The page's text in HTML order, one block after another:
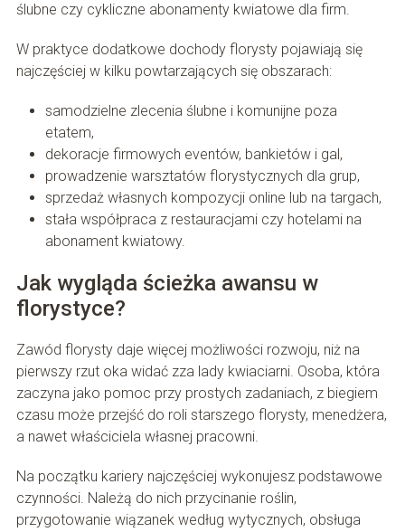
ślubne czy cykliczne abonamenty kwiatowe dla firm.
W praktyce dodatkowe dochody florysty pojawiają się
najczęściej w kilku powtarzających się obszarach:
samodzielne zlecenia ślubne i komunijne poza
etatem,
dekoracje firmowych eventów, bankietów i gal,
prowadzenie warsztatów florystycznych dla grup,
sprzedaż własnych kompozycji online lub na targach,
stała współpraca z restauracjami czy hotelami na
abonament kwiatowy.
Jak wygląda ścieżka awansu w
florystyce?
Zawód florysty daje więcej możliwości rozwoju, niż na
pierwszy rzut oka widać zza lady kwiaciarni. Osoba, która
zaczyna jako pomoc przy prostych zadaniach, z biegiem
czasu może przejść do roli starszego florysty, menedżera,
a nawet właściciela własnej pracowni.
Na początku kariery najczęściej wykonujesz podstawowe
czynności. Należą do nich przycinanie roślin,
przygotowanie wiązanek według wytycznych, obsługa